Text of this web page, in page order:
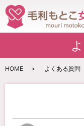
HOME よくある質問